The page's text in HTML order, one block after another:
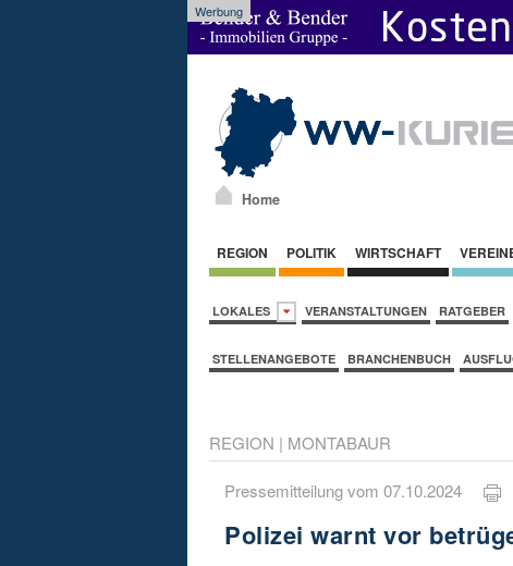
Werbung
Home
REGION POLITIK WIRTSCHAFT
LOKALES VERANSTALTUNGEN RATGEBER
STELLENANGEBOTE BRANCHENBUCH
REGION | MONTABAUR
Pressemitteilung vom 07.10.2024
Polizei warnt vor